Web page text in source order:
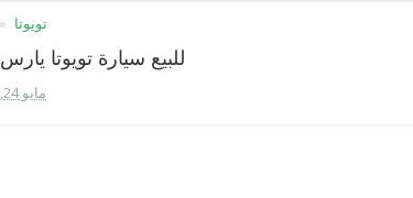
تويوتا
للبيع سيارة تويوتا يارس 2016
مايو 24, 2024